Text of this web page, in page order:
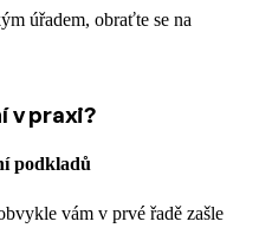
úřadem, obraťte se na
v praxi?
podkladů
vám v prvé řadě zašle